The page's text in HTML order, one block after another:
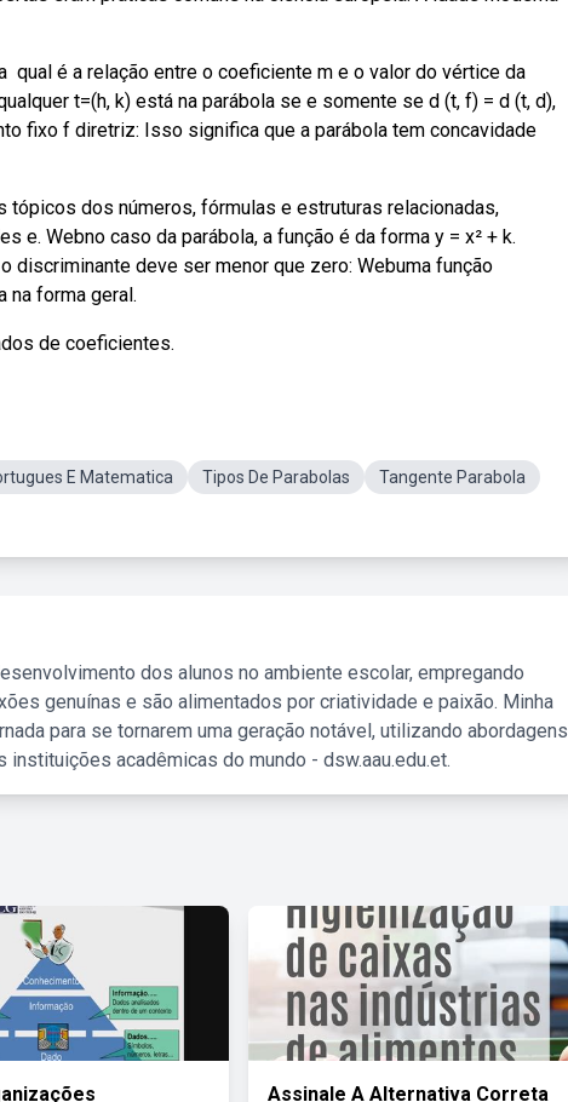
qual é a relação entre o coeficiente m e o valor do vértice da
t=(h, k) está na parábola se e somente se d (t, f) = d (t, d),
fixo f diretriz: Isso significa que a parábola tem concavidade
tópicos dos números, fórmulas e estruturas relacionadas,
Webno caso da parábola, a função é da forma y = x² + k.
discriminante deve ser menor que zero: Webuma função
na forma geral.
de coeficientes.
E Matematica Tipos De Parabolas
Tangente Parabola
dos alunos no ambiente escolar, empregando
genuínas e são alimentados por criatividade e paixão. Minha
para se tornarem uma geração notável, utilizando abordagens
acadêmicas do mundo - dsw.aau.edu.et.
Assinale A Alternativa Correta